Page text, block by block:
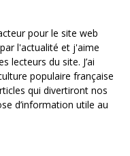
pour le site web
l'actualité et j'aime
lecteurs du site. J’ai
populaire française
qui divertiront nos
d’information utile au